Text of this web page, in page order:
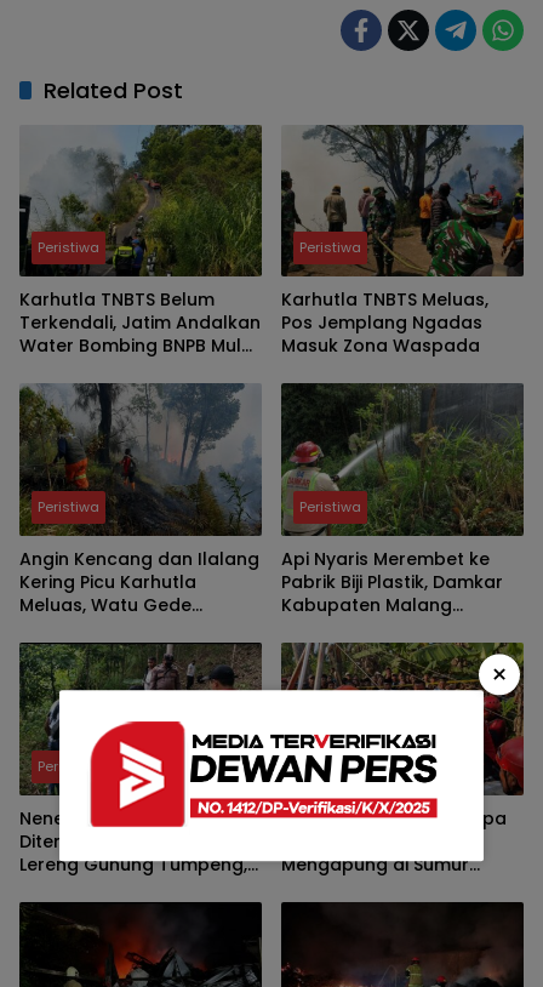
Related Post
Peristiwa
Karhutla TNBTS Belum
Terkendali, Jatim Andalkan
Water Bombing BNPB Mulai
Peristiwa
Karhutla TNBTS Meluas,
Pos Jemplang Ngadas
Masuk Zona Waspada
Peristiwa
Angin Kencang dan Ilalang
Kering Picu Karhutla
Meluas, Watu Gede
Peristiwa
Api Nyaris Merembet ke
Pabrik Biji Plastik, Damkar
Kabupaten Malang
Lahan Bambu di Pakis
Peristiwa
Nenek Pencari Kayu Bakar
Ditemukan Meninggal di
Lereng Gunung Tumpeng,
Tanda Kekerasan
Peristiwa
Mayat Perempuan Tanpa
Mengapung di Sumur
Penyebab Kematian
×